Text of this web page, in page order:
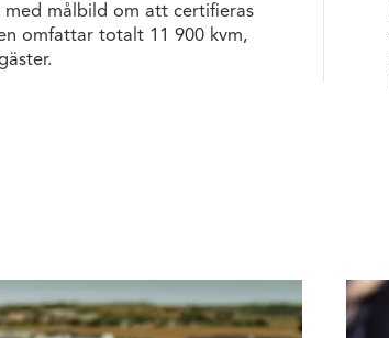
målbild om att certifieras
omfattar totalt 11 900 kvm,